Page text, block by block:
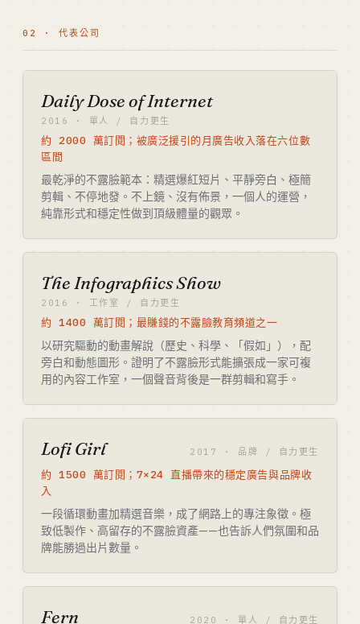
02 · 代表公司
Daily Dose of Internet
2016 · 單人 / 自力更生
約 2000 萬訂閱；被廣泛援引的月廣告收入落在六位數
區間
最乾淨的不露臉範本：精選爆紅短片、平靜旁白、極簡
剪輯、不停地發。不上鏡、沒有佈景，一個人的運營，
純靠形式和穩定性做到頂級體量的觀眾。
The Infographics Show
2016 · 工作室 / 自力更生
約 1400 萬訂閱；最賺錢的不露臉教育頻道之一
以研究驅動的動畫解說（歷史、科學、「假如」），配
旁白和動態圖形。證明了不露臉形式能擴張成一家可複
用的內容工作室，一個聲音背後是一群剪輯和寫手。
Lofi Girl 2017 · 品牌 / 自力更生
約 1500 萬訂閱；7×24 直播帶來的穩定廣告與品牌收
入
一段循環動畫加精選音樂，成了網路上的專注象徵。極
致低製作、高留存的不露臉資產——也告訴人們氛圍和品
牌能勝過出片數量。
Fern 2020 · 單人 / 自力更生